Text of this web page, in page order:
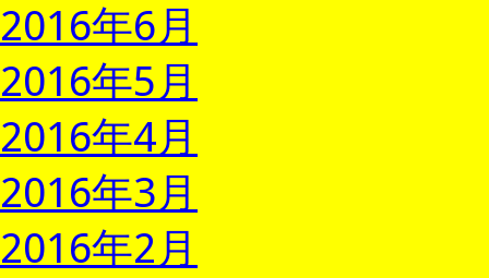
2016年6月
2016年5月
2016年4月
2016年3月
2016年2月